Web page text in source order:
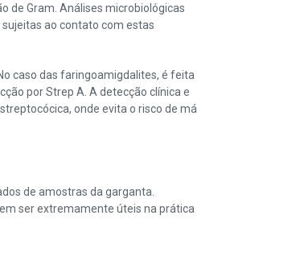
de Gram. Análises microbiológicas
ao contato com estas
caso das faringoamigdalites, é feita
por Strep A. A detecção clínica e
onde evita o risco de má
de amostras da garganta.
ser extremamente úteis na prática